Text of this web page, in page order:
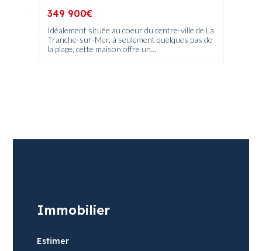
349 900€
Idéalement située au coeur du centre-ville de La
Tranche-sur-Mer, à seulement quelques pas de
la plage, cette maison offre un...
Immobilier
Estimer